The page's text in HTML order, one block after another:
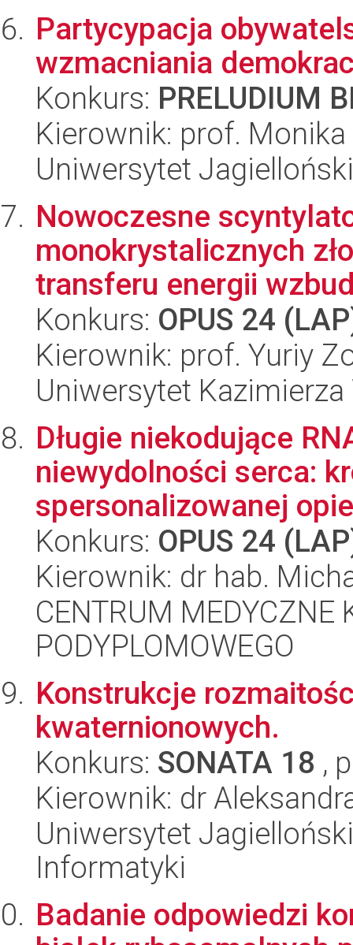
Partycypacja
wzmacniania
Konkurs: PRELUDIUM
Kierownik: prof.
Uniwersytet
Nowoczesne
monokrystalicznych
transferu energii
Konkurs: OPUS 24
Kierownik: prof. Yuriy
Uniwersytet Kazimierza
Długie niekodujące
niewydolności serca:
spersonalizowanej
Konkurs: OPUS 24
Kierownik: dr hab.
CENTRUM MEDYCZNE
PODYPLOMOWEGO
Konstrukcje
kwaternionowych.
Konkurs: SONATA 18 ,
Kierownik: dr
Uniwersytet
Informatyki
Badanie odpowiedzi